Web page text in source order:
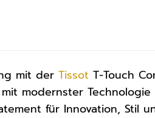
mit derTissot T-Touch
modernster
für Innovation, Stil